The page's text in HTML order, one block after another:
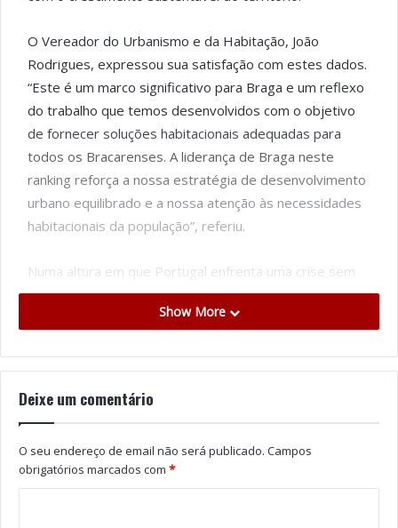
O Vereador do Urbanismo e da Habitação, João
Rodrigues, expressou sua satisfação com estes dados.
“Este é um marco significativo para Braga e um reflexo
do trabalho que temos desenvolvidos com o objetivo
de fornecer soluções habitacionais adequadas para
todos os Bracarenses. A liderança de Braga neste
ranking reforça a nossa estratégia de desenvolvimento
urbano equilibrado e a nossa atenção às necessidades
habitacionais da população”, referiu.
Numa altura em que Portugal enfrenta uma crise sem
precedentes no acesso à habitação, Braga toma a
dianteira no sentido de aumentar a oferta no seu
privado desenvolver novas soluções residenciais.
João Rodrigues destaca que os ´esforços contínuos´
qualidade de vida dos habitantes são demonstráveis
através destes números. “Ao lado dos nossos projetos
Show More
Deixe um comentário
O seu endereço de email não será publicado. Campos
obrigatórios marcados com *